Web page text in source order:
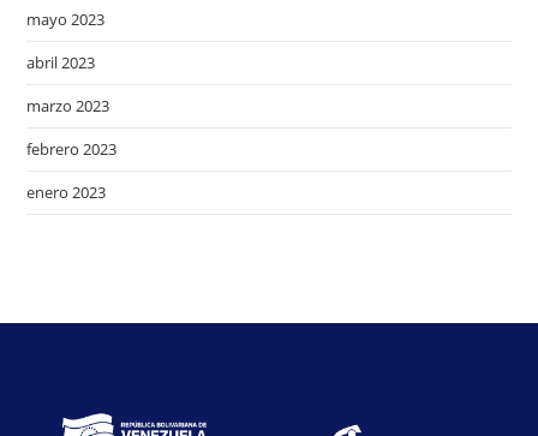
mayo 2023
abril 2023
marzo 2023
febrero 2023
enero 2023